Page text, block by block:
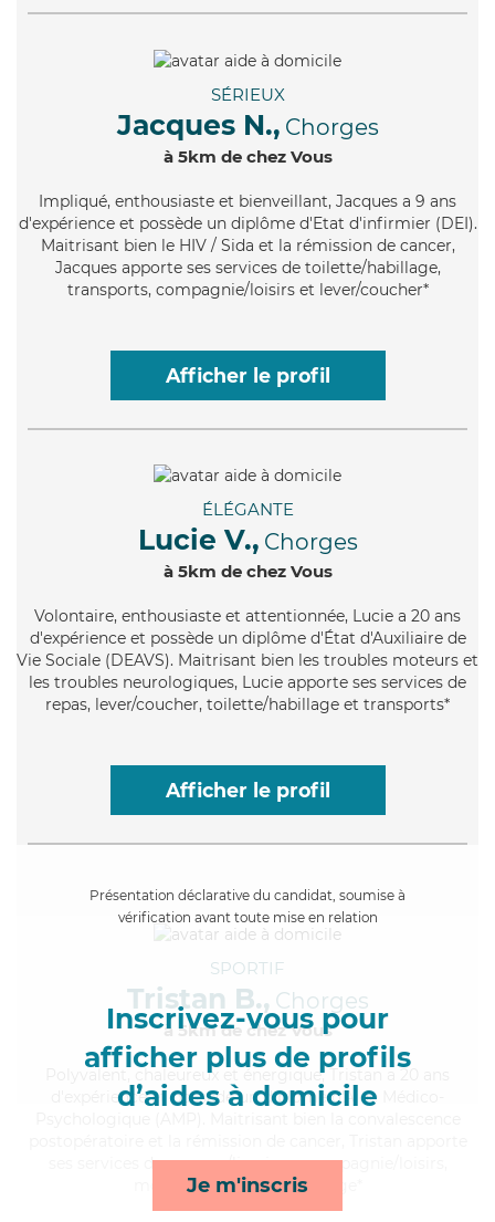
SÉRIEUX
Jacques N., Chorges
à 5km de chez Vous
Impliqué, enthousiaste et bienveillant, Jacques a 9 ans
d'expérience et possède un diplôme d'Etat d'infirmier (DEI).
Maitrisant bien le HIV / Sida et la rémission de cancer,
Jacques apporte ses services de toilette/habillage,
transports, compagnie/loisirs et lever/coucher*
Afficher le profil
ÉLÉGANTE
Lucie V., Chorges
à 5km de chez Vous
Volontaire, enthousiaste et attentionnée, Lucie a 20 ans
d'expérience et possède un diplôme d'État d'Auxiliaire de
Vie Sociale (DEAVS). Maitrisant bien les troubles moteurs et
les troubles neurologiques, Lucie apporte ses services de
repas, lever/coucher, toilette/habillage et transports*
Afficher le profil
Présentation déclarative du candidat, soumise à
vérification avant toute mise en relation
Inscrivez-vous pour
afficher plus de profils
d’aides à domicile
Je m'inscris
SPORTIF
Tristan B., Chorges
à 5km de chez Vous
, chaleureux et énergique, Tristan a 20 ans
d'expérience et possède un diplôme d'Aide Médico-
ses services de courses/livraison, compagnie/loisirs,
mobilité et lessive/repassage*